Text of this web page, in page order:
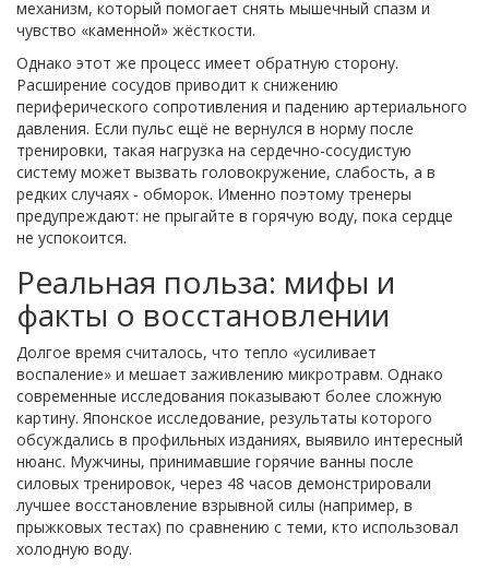
механизм, который помогает снять мышечный спазм и
чувство «каменной» жёсткости.
Однако этот же процесс имеет обратную сторону.
Расширение сосудов приводит к снижению
периферического сопротивления и падению артериального
давления. Если пульс ещё не вернулся в норму после
тренировки, такая нагрузка на сердечно-сосудистую
систему может вызвать головокружение, слабость, а в
редких случаях - обморок. Именно поэтому тренеры
предупреждают: не прыгайте в горячую воду, пока сердце
не успокоится.
Реальная польза: мифы и
факты о восстановлении
Долгое время считалось, что тепло «усиливает
воспаление» и мешает заживлению микротравм. Однако
современные исследования показывают более сложную
картину. Японское исследование, результаты которого
обсуждались в профильных изданиях, выявило интересный
нюанс. Мужчины, принимавшие горячие ванны после
силовых тренировок, через 48 часов демонстрировали
лучшее восстановление взрывной силы (например, в
прыжковых тестах) по сравнению с теми, кто использовал
холодную воду.